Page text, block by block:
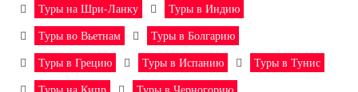
Туры на Шри-Ланку
Туры в Индию
Туры во Вьетнам
Туры в Болгарию
Туры в Грецию
Туры в Испанию
Туры в Тунис